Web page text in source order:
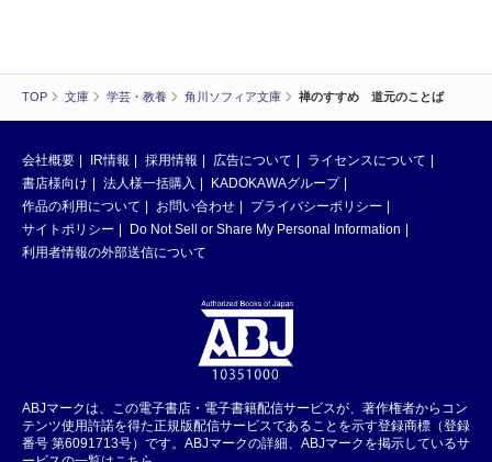
TOP 文庫 学芸・教養 角川ソフィア文庫 禅のすすめ 道元のことば
会社概要 IR情報 採用情報 広告について
ライセンスについて
書店様向け
法人様一括購入
KADOKAWAグループ
作品の利用について
お問い合わせ
プライバシーポリシー
サイトポリシー
Do Not Sell or Share My Personal Information
利用者情報の外部送信について
ABJマークは、この電子書店・電子書籍配信サービスが、著作権者からコン
テンツ使用許諾を得た正規版配信サービスであることを示す登録商標（登録
番号 第6091713号）です。ABJマークの詳細、ABJマークを掲示しているサ